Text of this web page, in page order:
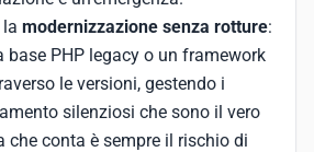
modernizzazione senza rotture:
base PHP legacy o un framework
le versioni, gestendo i
silenziosi che sono il vero
che conta è sempre il rischio di